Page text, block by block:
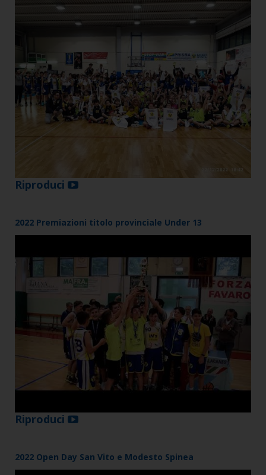
Riproduci
2022 Premiazioni titolo provinciale Under 13
Riproduci
2022 Open Day San Vito e Modesto Spinea